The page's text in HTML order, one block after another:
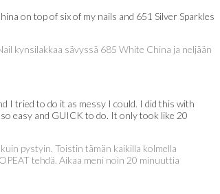
on top of six of my nails and 651 Silver Sparkles
kynsilakkaa sävyssä 685 White China ja neljään
I tried to do it as messy I could. I did this with
easy and GUICK to do. It only took like 20
pystyin. Toistin tämän kaikilla kolmella
tehdä. Aikaa meni noin 20 minuuttia